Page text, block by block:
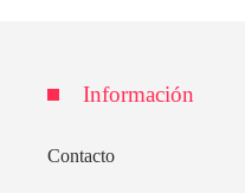
Información
Contacto